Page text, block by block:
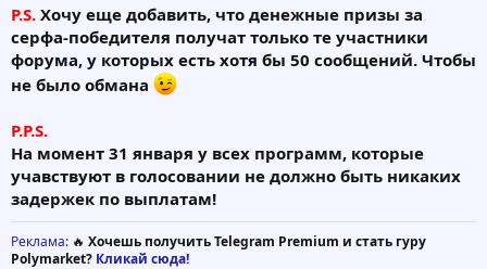
P.S. Хочу еще добавить, что денежные призы за
серфа-победителя получат только те участники
форума, у которых есть хотя бы 50 сообщений. Чтобы
не было обмана
P.P.S.
На момент 31 января у всех программ, которые
учавствуют в голосовании не должно быть никаких
задержек по выплатам!
Реклама: 🔥 Хочешь получить Telegram Premium и стать гуру
Polymarket? Кликай сюда!